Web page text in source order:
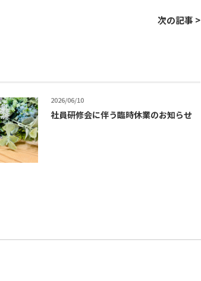
次の記事 >
2026/06/10
社員研修会に伴う臨時休業のお知らせ